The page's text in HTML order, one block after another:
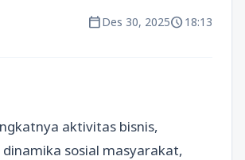
calendar_todayDes 30, 2025schedule18:13
aktivitas bisnis,
sosial masyarakat,